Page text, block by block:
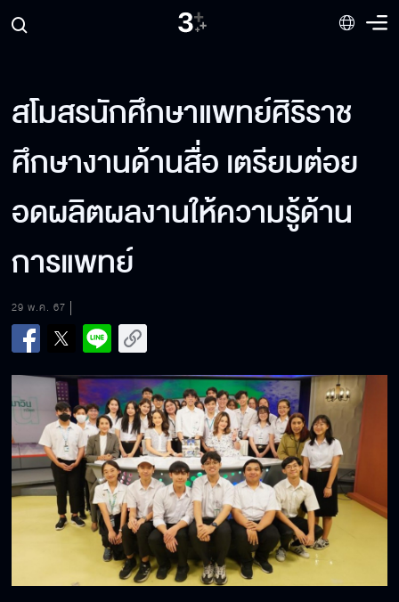
สโมสรนักศึกษาแพทย์ศิริราช
ศึกษางานด้านสื่อ เตรียมต่อย
อดผลิตผลงานให้ความรู้ด้าน
การแพทย์
29 พ.ค. 67